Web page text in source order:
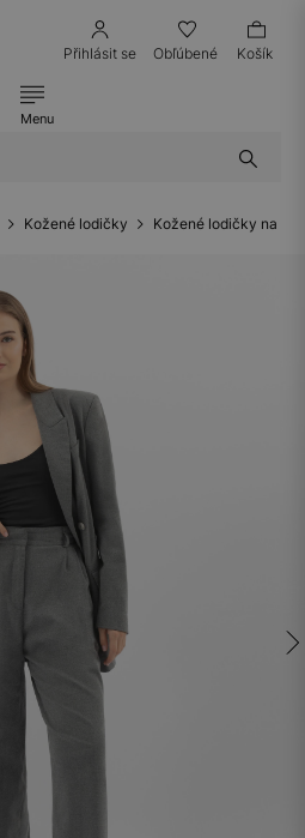
Přihlásit se Obľúbené Košík
Menu
Kožené lodičky Kožené lodičky na